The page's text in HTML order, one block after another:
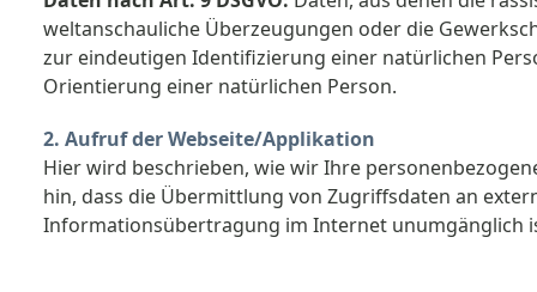
weltanschauliche Überzeugungen oder die
zur eindeutigen Identifizierung einer natürlichen
Orientierung einer natürlichen Person.
2. Aufruf der Webseite/Applikation
Hier wird beschrieben, wie wir Ihre
hin, dass die Übermittlung von Zugriffsdaten an
Informationsübertragung im Internet unumgänglich